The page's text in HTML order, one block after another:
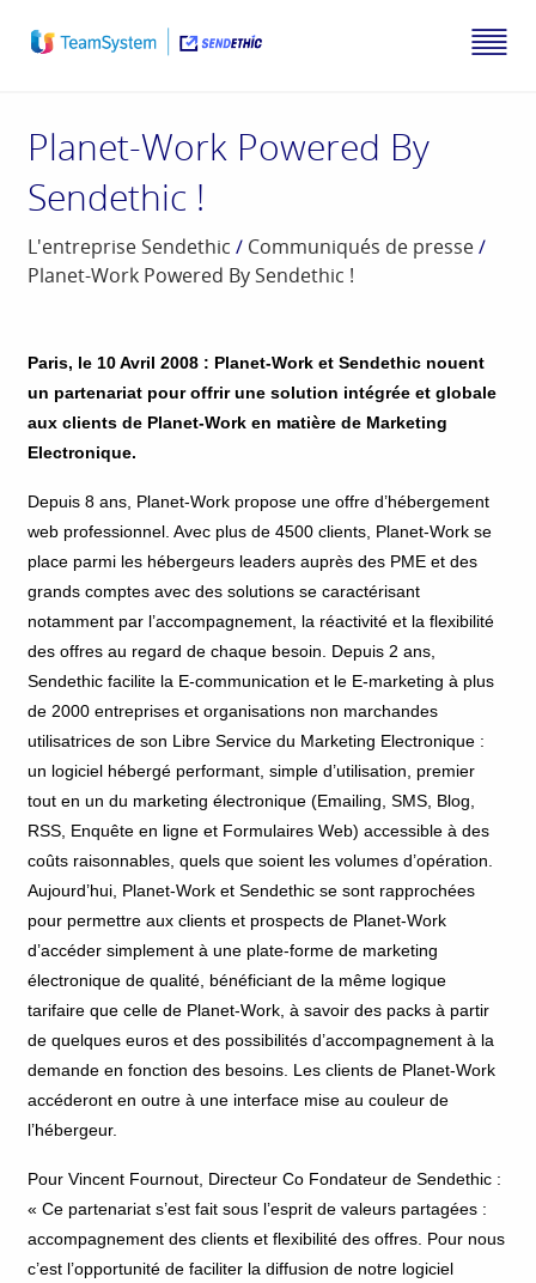
Planet-Work Powered By
Sendethic !
L'entreprise Sendethic / Communiqués de presse/
Planet-Work Powered By Sendethic !
Paris, le 10 Avril 2008 : Planet-Work et Sendethic nouent
un partenariat pour offrir une solution intégrée et globale
aux clients de Planet-Work en matière de Marketing
Electronique.
Depuis 8 ans, Planet-Work propose une offre d’hébergement
web professionnel. Avec plus de 4500 clients, Planet-Work se
place parmi les hébergeurs leaders auprès des PME et des
grands comptes avec des solutions se caractérisant
notamment par l’accompagnement, la réactivité et la flexibilité
des offres au regard de chaque besoin. Depuis 2 ans,
Sendethic facilite la E-communication et le E-marketing à plus
de 2000 entreprises et organisations non marchandes
utilisatrices de son Libre Service du Marketing Electronique :
un logiciel hébergé performant, simple d’utilisation, premier
tout en un du marketing électronique (Emailing, SMS, Blog,
RSS, Enquête en ligne et Formulaires Web) accessible à des
coûts raisonnables, quels que soient les volumes d’opération.
Aujourd’hui, Planet-Work et Sendethic se sont rapprochées
pour permettre aux clients et prospects de Planet-Work
d’accéder simplement à une plate-forme de marketing
électronique de qualité, bénéficiant de la même logique
tarifaire que celle de Planet-Work, à savoir des packs à partir
de quelques euros et des possibilités d’accompagnement à la
demande en fonction des besoins. Les clients de Planet-Work
accéderont en outre à une interface mise au couleur de
l’hébergeur.
Pour Vincent Fournout, Directeur Co Fondateur de Sendethic :
« Ce partenariat s’est fait sous l’esprit de valeurs partagées :
accompagnement des clients et flexibilité des offres. Pour nous
c’est l’opportunité de faciliter la diffusion de notre logiciel